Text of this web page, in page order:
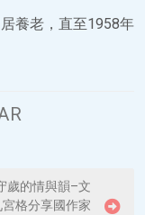
養老，直至1958年
歲的情與韻–文
格分享國作家